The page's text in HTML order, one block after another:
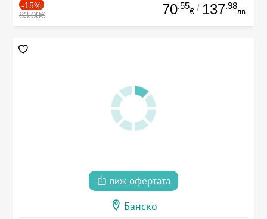
-15%
83.00€ 70.55
€ / 137.98
лв.
виж офертата
Банско